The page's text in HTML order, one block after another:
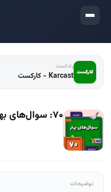
ورود
پادکست
Karcast - کارکست
۷۰: سوال‌های بهتر
توضیحات